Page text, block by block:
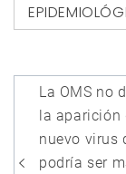
de
La OMS no
la aparición
nuevo virus
podría ser